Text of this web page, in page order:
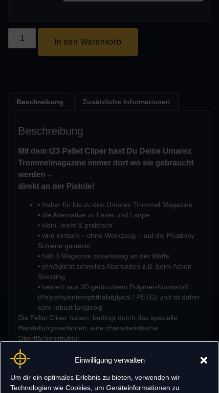
Einwilligung verwalten
Um dir ein optimales Erlebnis zu bieten, verwenden wir
Technologien wie Cookies, um Geräteinformationen zu
In den Warenkorb
Beschreibung Zusätzliche Informationen
Beschreibung
Mit dem t23 Pellet Cliper hast Du Deine Umarex
Trommelmagazine immer dort wo sie gebraucht
werden –
direkt an der Pistole!
⦁ Halter für bis zu drei Umarex Trommel Magazine
⦁ die Alternative zu Laser und Lanpe
⦁ klein, leicht & praktisch
⦁ wird einfach – ohne Werkzeug – auf die Picatinny
Schiene gesteckt
⦁ hält 3 Magazine zuverlässig an der Waffe
⦁ ermöglicht schnelles Nachladen z.B. beim Action
Shooting
⦁ besteht aus 3D gedrucktem Polymer-Kunststoff
(Polyethylenterephthalatglycol / PETG) und ist daher
sehr robust langlebig
Die Pellet Cliper haben, bedingt durch das spezielle
Herstellungsverfahren, eine charakteristische
Oberflächenstruktur.
Verschiedene Farben lieferbar (z.B. Besitzer der der
Snowstar Modelle können sich besonders freuen!)
With the t23 Pellet Cliper you have your Umarex
drum magazines wherever they are needed –